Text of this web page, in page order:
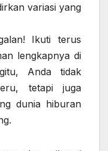
variasi yang
Ikuti terus
lengkapnya di
Anda tidak
tetapi juga
dunia hiburan